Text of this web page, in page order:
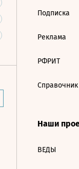
Подписка
Реклама
РФРИТ
Наши
ВЕДЫ